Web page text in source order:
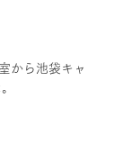
から池袋キャ